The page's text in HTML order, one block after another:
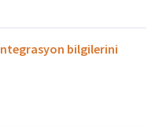
bilgilerini